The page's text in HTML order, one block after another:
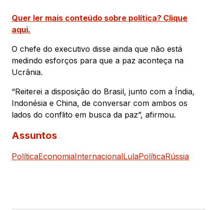
Quer ler mais conteúdo sobre política? Clique
aqui.
O chefe do executivo disse ainda que não está
medindo esforços para que a paz aconteça na
Ucrânia.
“Reiterei a disposição do Brasil, junto com a Índia,
Indonésia e China, de conversar com ambos os
lados do conflito em busca da paz”, afirmou.
Assuntos
PolíticaEconomiaInternacionalLulaPolíticaRússia